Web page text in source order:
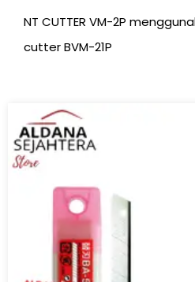
NT CUTTER VM-2P
cutter BVM-21P